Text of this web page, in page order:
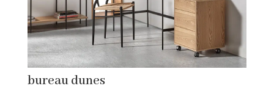
bureau dunes